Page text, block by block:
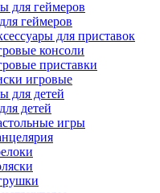
геймеров
для приставок
консоли
приставки
игровые
детей
игры